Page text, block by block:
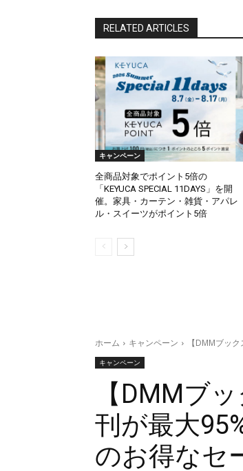
RELATED ARTICLES
キャンペーン
全商品対象でポイント5倍の
「KEYUCA SPECIAL 11DAYS」を開
催。家具・カーテン・雑貨・アパレ
ル・スイーツがポイント5倍